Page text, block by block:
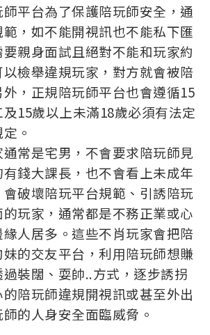
平台為了保護陪玩師安全，通
，如不能開視訊也不能私下匯
親身面試且絕對不能和玩家約
檢舉違規玩家，對方就會被陪
，正規陪玩師平台也會遵循15
15歲以上未滿18歲必須有法定
。
常是宅男，不會要求陪玩師見
錢大課長，也不會看上未成年
破壞陪玩平台規範、引誘陪玩
玩家，通常都是不務正業或心
人居多。這些不肖玩家會把陪
的交友平台，利用陪玩師想賺
裝闊、耍帥..方式，逐步誘拐
陪玩師違規開視訊或甚至外出
的人身安全面臨威脅。